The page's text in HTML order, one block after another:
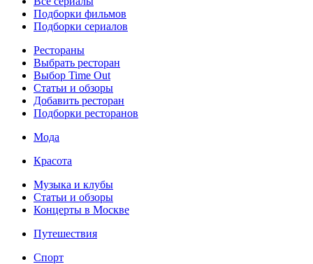
Подборки фильмов
Подборки сериалов
Рестораны
Выбрать ресторан
Выбор Time Out
Статьи и обзоры
Добавить ресторан
Подборки ресторанов
Мода
Красота
Музыка и клубы
Статьи и обзоры
Концерты в Москве
Путешествия
Спорт